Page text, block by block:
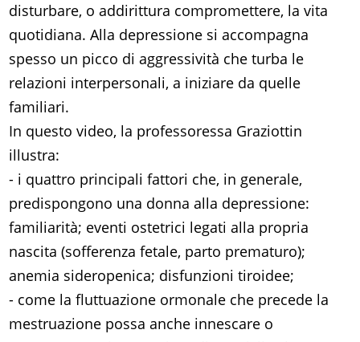
disturbare, o addirittura compromettere, la vita
quotidiana. Alla depressione si accompagna
spesso un picco di aggressività che turba le
relazioni interpersonali, a iniziare da quelle
familiari.
In questo video, la professoressa Graziottin
illustra:
- i quattro principali fattori che, in generale,
predispongono una donna alla depressione:
familiarità; eventi ostetrici legati alla propria
nascita (sofferenza fetale, parto prematuro);
anemia sideropenica; disfunzioni tiroidee;
- come la fluttuazione ormonale che precede la
mestruazione possa anche innescare o